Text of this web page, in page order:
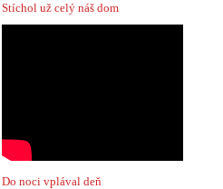
Stíchol už celý náš dom
Do noci vplával deň